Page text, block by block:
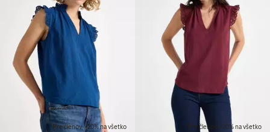
Pre členov: -20% na všetko Pre členov: -20% na všetko